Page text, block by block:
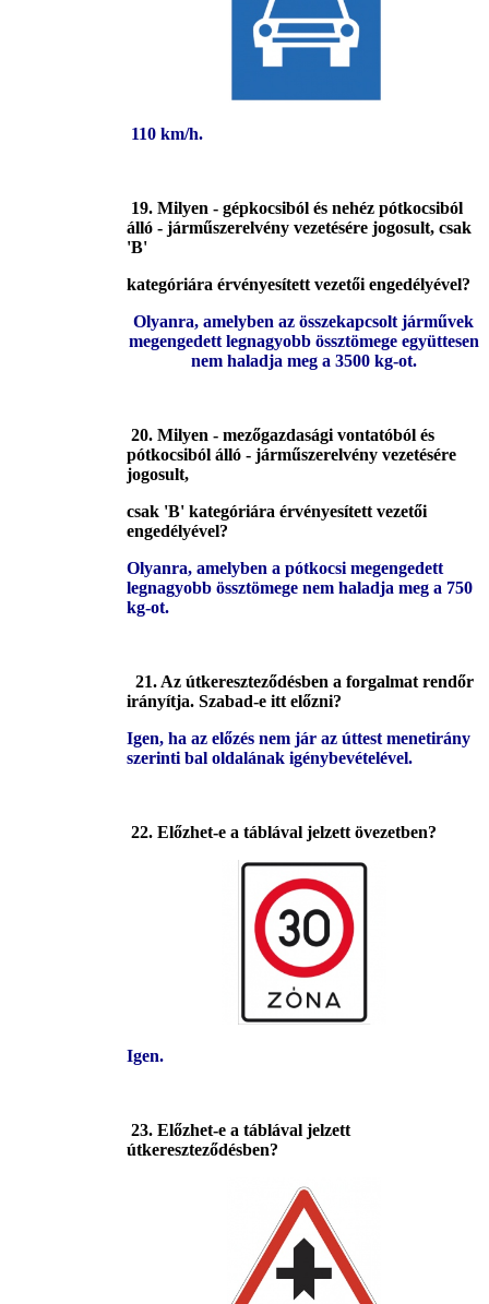
110 km/h.
19. Milyen - gépkocsiból és nehéz pótkocsiból
álló - járműszerelvény vezetésére jogosult, csak
'B'
kategóriára érvényesített vezetői engedélyével?
Olyanra, amelyben az összekapcsolt járművek
megengedett legnagyobb össztömege együttesen
nem haladja meg a 3500 kg-ot.
20. Milyen - mezőgazdasági vontatóból és
pótkocsiból álló - járműszerelvény vezetésére
jogosult,
csak 'B' kategóriára érvényesített vezetői
engedélyével?
Olyanra, amelyben a pótkocsi megengedett
legnagyobb össztömege nem haladja meg a 750
kg-ot.
21. Az útkereszteződésben a forgalmat rendőr
irányítja. Szabad-e itt előzni?
Igen, ha az előzés nem jár az úttest menetirány
szerinti bal oldalának igénybevételével.
22. Előzhet-e a táblával jelzett övezetben?
Igen.
23. Előzhet-e a táblával jelzett
útkereszteződésben?